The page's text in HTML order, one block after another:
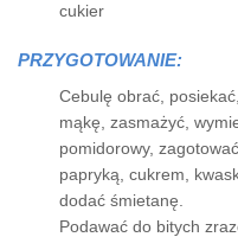
cukier
PRZYGOTOWANIE:
Cebulę obrać,
mąkę, zasmażyć,
pomidorowy,
papryką, cukrem,
dodać śmietanę.
Podawać do bitych